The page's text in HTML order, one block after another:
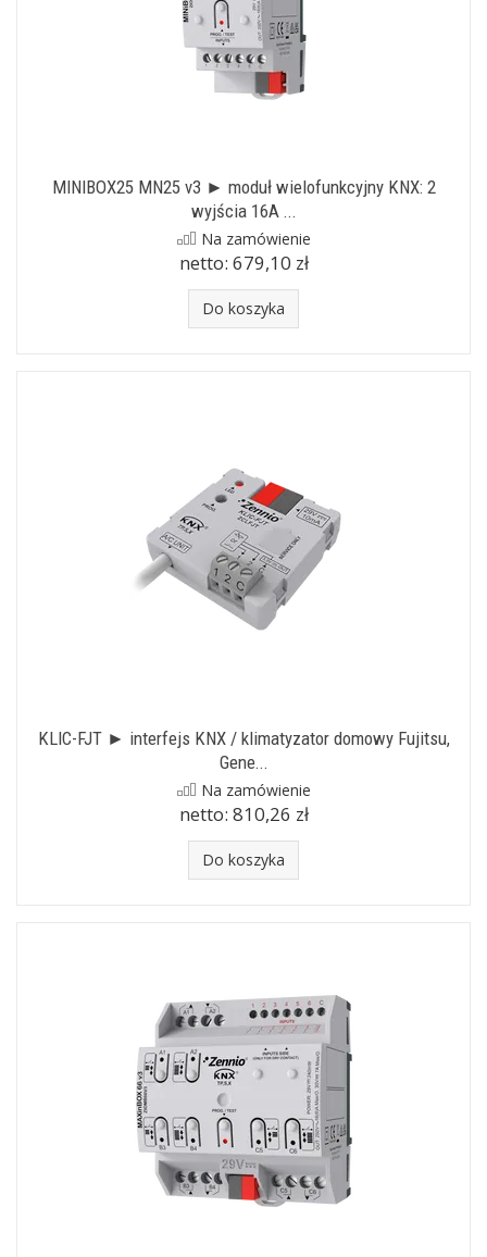
MINIBOX25 MN25 v3 ► moduł wielofunkcyjny KNX: 2
wyjścia 16A ...
Na zamówienie
netto: 679,10 zł
Do koszyka
KLIC-FJT ► interfejs KNX / klimatyzator domowy Fujitsu,
Gene...
Na zamówienie
netto: 810,26 zł
Do koszyka